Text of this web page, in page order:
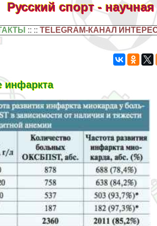
Русский спорт -
:: ::TELEGRAM-КАНАЛ
инфаркта